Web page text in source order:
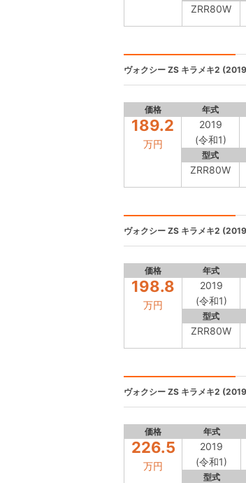
ZRR80W
ヴォクシー ZS キラメキ2
価格 年式
189.2
万円
2019
(令和1)
型式
ZRR80W
ヴォクシー ZS キラメキ2
価格 年式
198.8
万円
2019
(令和1)
型式
ZRR80W
ヴォクシー ZS キラメキ2
価格 年式
226.5
万円
2019
(令和1)
型式